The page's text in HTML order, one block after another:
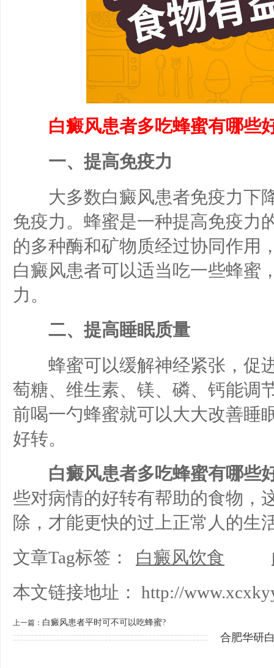
白癜风患者多吃蜂蜜有哪些
一、提高免疫力
大多数白癜风患者免疫力下
免疫力。蜂蜜是一种提高免疫力
的多种酶和矿物质经过协同作用
白癜风患者可以适当吃一些蜂蜜
力。
二、提高睡眠质量
蜂蜜可以缓解神经紧张，促
萄糖、维生素、镁、磷、钙能调
前喝一勺蜂蜜就可以大大改善睡
好转。
白癜风患者多吃蜂蜜有哪些
些对病情的好转有帮助的食物，
除，才能更快的过上正常人的生
文章Tag标签：
白癜风饮食
本文链接地址：
http://
上一篇： 白癜风患者平时可不可以吃蜂蜜?
合肥华研